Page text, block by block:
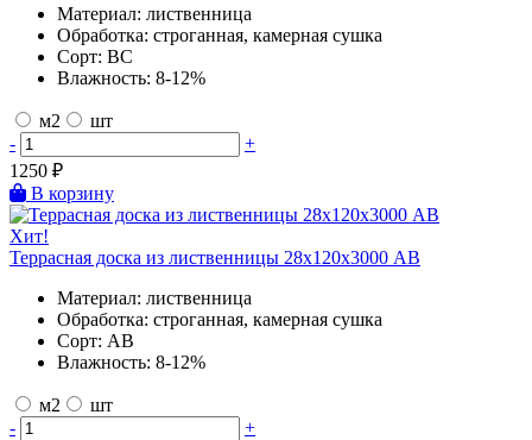
Материал: лиственница
Обработка: строганная, камерная сушка
Сорт: BC
Влажность: 8-12%
м2
шт
-
+
1250 ₽
В корзину
Хит!
Террасная доска из лиственницы 28х120х3000 AB
Материал: лиственница
Обработка: строганная, камерная сушка
Сорт: AB
Влажность: 8-12%
м2
шт
-
+